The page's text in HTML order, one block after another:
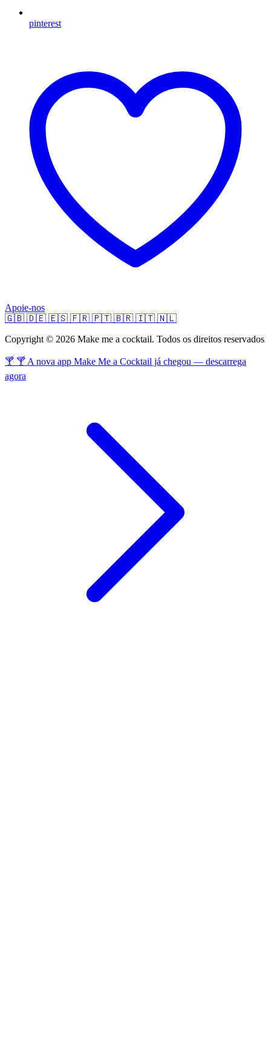
pinterest
Apoie-nos
🇬🇧 🇩🇪 🇪🇸 🇫🇷 🇵🇹 🇧🇷 🇮🇹 🇳🇱
Copyright © 2026 Make me a cocktail. Todos os direitos reservados
🍸 🍸 A nova app Make Me a Cocktail já chegou — descarrega
agora